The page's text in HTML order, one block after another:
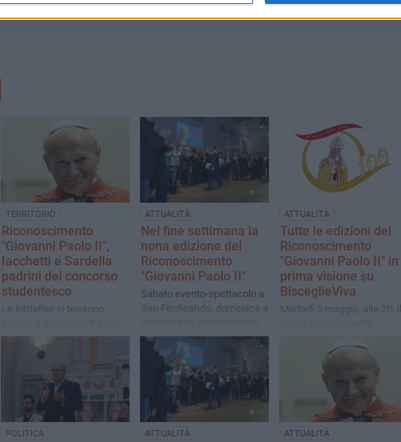
TERRITORIO
Riconoscimento
"Giovanni Paolo II",
Iacchetti e Sardella
padrini del concorso
studentesco
Le iniziative si terranno
Ferdinando di Puglia e
Bisceglie
ATTUALITÀ
Nel fine settimana la
nona edizione del
Riconoscimento
"Giovanni Paolo II"
Sabato evento-spettacolo a
San Ferdinando, domenica a
liturgici e la premiazione del
concorso riservato agli
studenti del territorio
ATTUALITÀ
Tutte le edizioni del
Riconoscimento
"Giovanni Paolo II" in
prima visione su
BisceglieViva
Martedì 5 maggio, alle 20, il
POLITICA ATTUALITÀ ATTUALITÀ